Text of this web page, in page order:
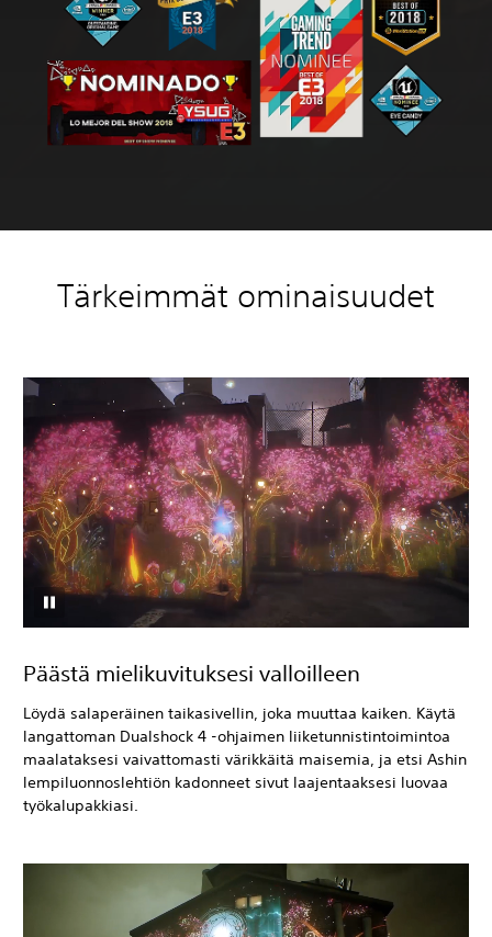
Tärkeimmät ominaisuudet
Päästä mielikuvituksesi valloilleen
Löydä salaperäinen taikasivellin, joka muuttaa kaiken. Käytä
langattoman Dualshock 4 -ohjaimen liiketunnistintoimintoa
maalataksesi vaivattomasti värikkäitä maisemia, ja etsi Ashin
lempiluonnoslehtiön kadonneet sivut laajentaaksesi luovaa
työkalupakkiasi.